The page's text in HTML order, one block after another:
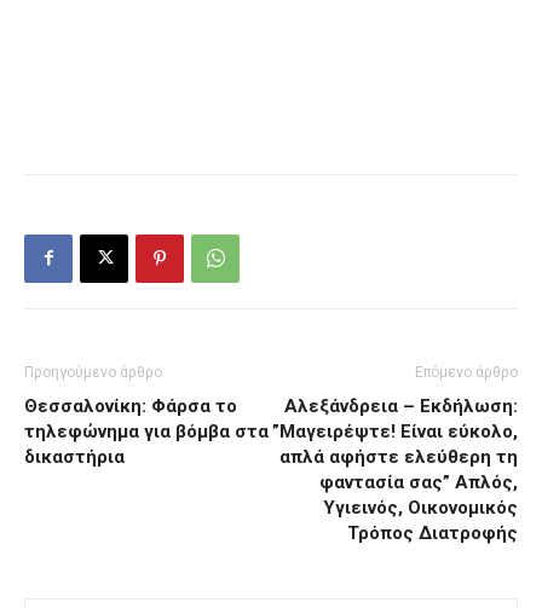
Προηγούμενο άρθρο
Θεσσαλονίκη: Φάρσα το
τηλεφώνημα για βόμβα στα
δικαστήρια
Επόμενο άρθρο
Αλεξάνδρεια – Εκδήλωση:
”Μαγειρέψτε! Είναι εύκολο,
απλά αφήστε ελεύθερη τη
φαντασία σας” Απλός,
Υγιεινός, Οικονομικός
Τρόπος Διατροφής